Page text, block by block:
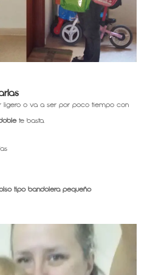
ligero o va a ser por poco tiempo con
te basta.
tipo bandolera pequeño